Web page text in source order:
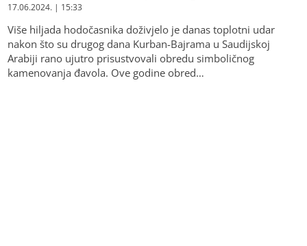
17.06.2024. | 15:33
Više hiljada hodočasnika doživjelo je danas toplotni udar
nakon što su drugog dana Kurban-Bajrama u Saudijskoj
Arabiji rano ujutro prisustvovali obredu simboličnog
kamenovanja đavola. Ove godine obred…